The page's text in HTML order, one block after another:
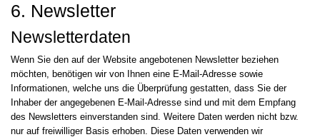
6. Newsletter
Newsletter­daten
Wenn Sie den auf der Website angebotenen Newsletter beziehen
möchten, benötigen wir von Ihnen eine E-Mail-Adresse sowie
Informationen, welche uns die Überprüfung gestatten, dass Sie der
Inhaber der angegebenen E-Mail-Adresse sind und mit dem Empfang
des Newsletters einverstanden sind. Weitere Daten werden nicht bzw.
nur auf freiwilliger Basis erhoben. Diese Daten verwenden wir